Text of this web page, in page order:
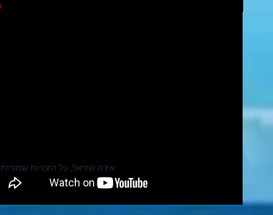
2012 (c) אירה שיראל, כל הזכויות שמורות